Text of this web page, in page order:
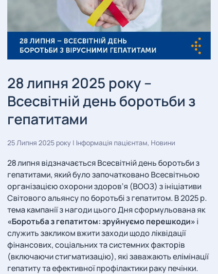
28 липня 2025 року –
Всесвітній день боротьби з
гепатитами
25 Липня 2025 року | Інформація пацієнтам, Новини
28 липня відзначається Всесвітній день боротьби з
гепатитами, який було започатковано Всесвітньою
організацією охорони здоров’я (ВООЗ) з ініціативи
Світового альянсу по боротьбі з гепатитом. В 2025 р.
тема кампанії з нагоди цього Дня сформульована як
«Боротьба з гепатитом: зруйнуємо перешкоди» і
служить закликом вжити заходи щодо ліквідації
фінансових, соціальних та системних факторів
(включаючи стигматизацію), які заважають елімінації
гепатиту та ефективної профілактики раку печінки.